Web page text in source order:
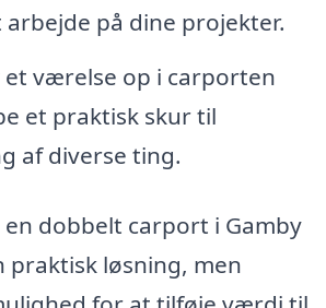
arbejde på dine projekter.
et værelse op i carporten
et praktisk skur til
af diverse ting.
dobbelt carport i Gamby
praktisk løsning, men